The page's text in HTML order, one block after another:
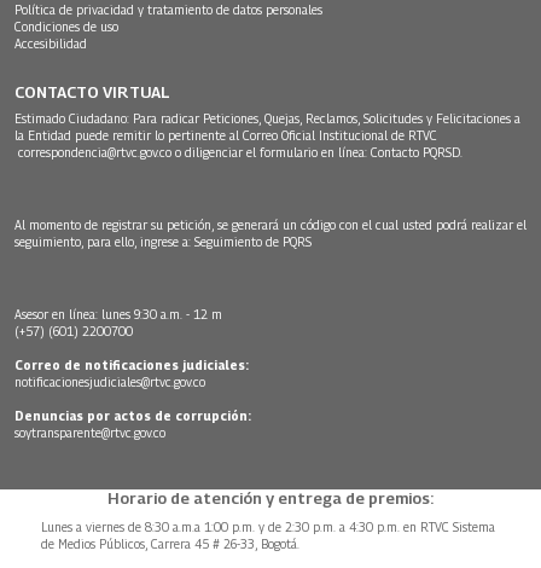
Política de privacidad y tratamiento de datos personales
Condiciones de uso
Accesibilidad
CONTACTO VIRTUAL
Estimado Ciudadano: Para radicar Peticiones, Quejas, Reclamos, Solicitudes y Felicitaciones a
la Entidad puede remitir lo pertinente al Correo Oficial Institucional de RTVC
correspondencia@rtvc.gov.co o diligenciar el formulario en línea: Contacto PQRSD.
Al momento de registrar su petición, se generará un código con el cual usted podrá realizar el
seguimiento, para ello, ingrese a: Seguimiento de PQRS
Asesor en línea: lunes 9:30 a.m. - 12 m
(+57) (601) 2200700
Correo de notificaciones judiciales:
notificacionesjudiciales@rtvc.gov.co
Denuncias por actos de corrupción:
soytransparente@rtvc.gov.co
Horario de atención y entrega de premios:
Lunes a viernes de 8:30 a.m.a 1:00 p.m. y de 2:30 p.m. a 4:30 p.m. en RTVC Sistema
de Medios Públicos, Carrera 45 # 26-33, Bogotá.